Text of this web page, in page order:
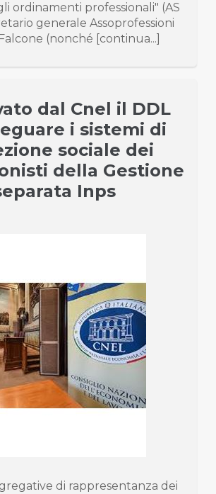
ordinamenti professionali" (AS
generale Assoprofessioni
(nonché [continua...]
dal Cnel il DDL
i sistemi di
sociale dei
della Gestione
Inps
di rappresentanza dei